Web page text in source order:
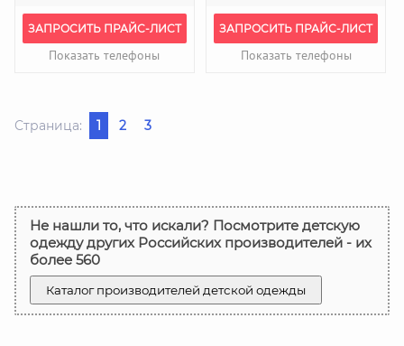
ЗАПРОСИТЬ ПРАЙС-ЛИСТ
Показать телефоны
ЗАПРОСИТЬ ПРАЙС-ЛИСТ
Показать телефоны
Страница: 1 2 3
Не нашли то, что искали? Посмотрите детскую
одежду других Российских производителей - их
более 560
Каталог производителей детской одежды